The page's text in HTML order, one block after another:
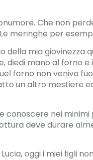
Che non
meringhe per
mia giovinezza
mano al forno e
forno non veniva
un altro mestiere
conoscere nei
deve durare
oggi i miei figli